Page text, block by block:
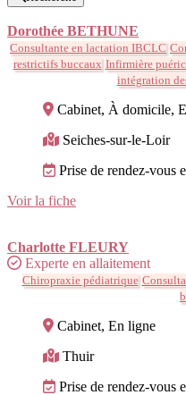
Dorothée BETHUNE
Consultante en lactation IBCLC
restrictifs buccaux Infirmière
intégration
Cabinet, À domicile,
Seiches-sur-le-Loir
Prise de rendez-vous
Voir la fiche
Charlotte FLEURY
Experte en allaitement
Chiropraxie pédiatrique
Cabinet, En ligne
Thuir
Prise de rendez-vous